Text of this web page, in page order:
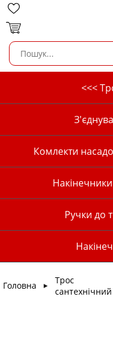
<<<
Комлекти
Ручки до
Головна ►
Трос
сантехнічний